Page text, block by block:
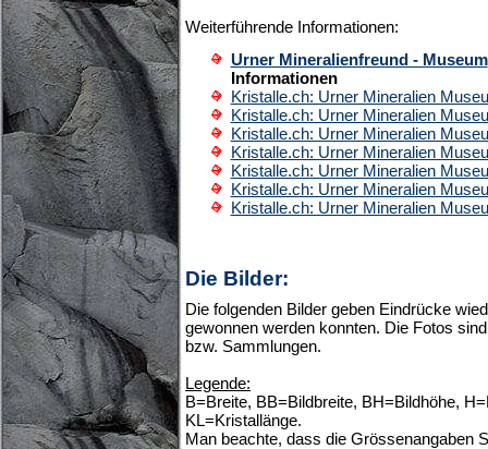
Weiterführende Informationen:
Urner Mineralienfreund - Museum
Informationen
Kristalle.ch: Urner Mineralien
Kristalle.ch: Urner Mineralien
Kristalle.ch: Urner Mineralien
Kristalle.ch: Urner Mineralien
Kristalle.ch: Urner Mineralien
Kristalle.ch: Urner Mineralien
Kristalle.ch: Urner Mineralien
Die Bilder:
Die folgenden Bilder geben Eindrücke
gewonnen werden konnten. Die Fotos
bzw. Sammlungen.
Legende:
B=Breite, BB=Bildbreite, BH=Bildhöhe,
KL=Kristallänge.
Man beachte, dass die Grössenangaben